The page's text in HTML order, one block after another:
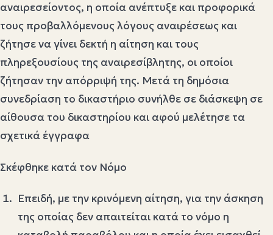
αναιρεσείοντος, η οποία ανέπτυξε και προφορικά
τους προβαλλόμενους λόγους αναιρέσεως και
ζήτησε να γίνει δεκτή η αίτηση και τους
πληρεξουσίους της αναιρεσίβλητης, οι οποίοι
ζήτησαν την απόρριψή της. Μετά τη δημόσια
συνεδρίαση το δικαστήριο συνήλθε σε διάσκεψη σε
αίθουσα του δικαστηρίου και αφού μελέτησε τα
σχετικά έγγραφα
Σκέφθηκε κατά τον Νόμο
Επειδή, με την κρινόμενη αίτηση, για την άσκηση
της οποίας δεν απαιτείται κατά το νόμο η